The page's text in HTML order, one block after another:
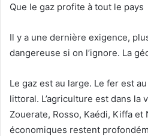
Que le gaz profite à tout le pays
Il y a une dernière exigence,
dangereuse si on l’ignore. La
Le gaz est au large. Le fer est
littoral. L’agriculture est dans la
Zouerate, Rosso, Kaédi, Kiffa
économiques restent